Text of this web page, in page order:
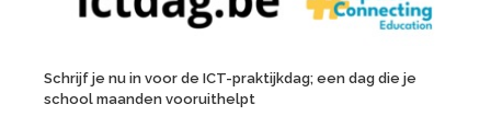
Schrijf je nu in voor de ICT-praktijkdag; een dag die je
school maanden vooruithelpt